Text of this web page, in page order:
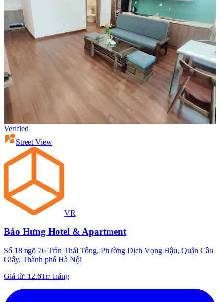
Verified
Street View
VR
Bảo Hưng Hotel & Apartment
Số 18 ngõ 76 Trần Thái Tông, Phường Dịch Vọng Hậu, Quận Cầu
Giấy, Thành phố Hà Nội
Giá từ: 12.6Tr/tháng